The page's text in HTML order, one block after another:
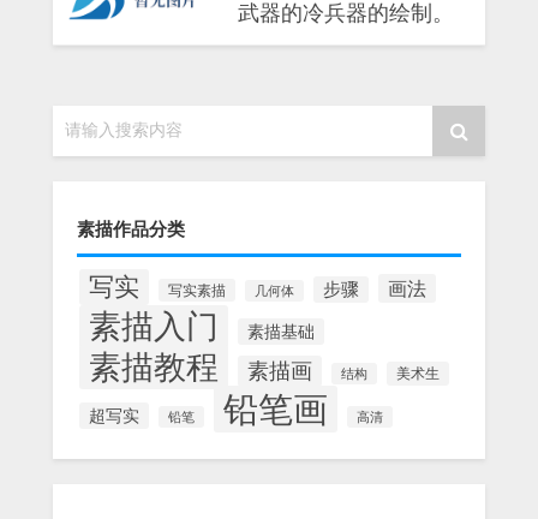
武器的冷兵器的绘制。
请输入搜索内容
素描作品分类
写实 写实素描 几何体 步骤 画法
素描入门 素描基础
素描教程 素描画 结构 美术生
超写实 铅笔 铅笔画 高清